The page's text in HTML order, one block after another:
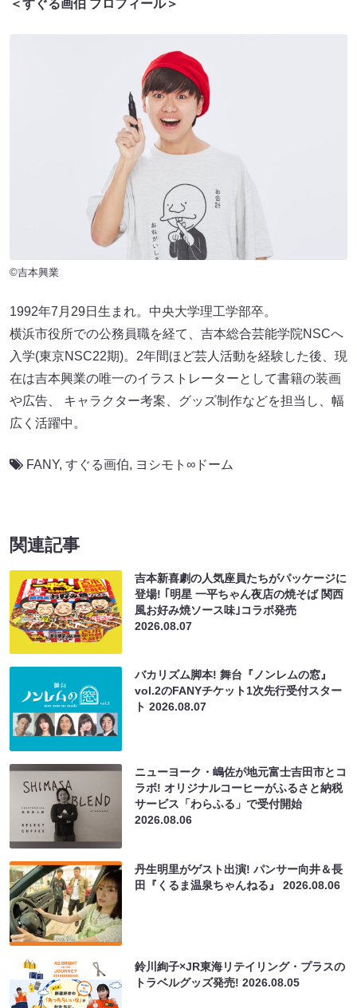
＜すぐる画伯 プロフィール＞
©吉本興業
1992年7月29日生まれ。中央大学理工学部卒。
横浜市役所での公務員職を経て、吉本総合芸能学院NSCへ
入学(東京NSC22期)。2年間ほど芸人活動を経験した後、現
在は吉本興業の唯一のイラストレーターとして書籍の装画
や広告、 キャラクター考案、グッズ制作などを担当し、幅
広く活躍中。
FANY, すぐる画伯, ヨシモト∞ドーム
関連記事
吉本新喜劇の人気座員たちがパッケージに
登場! ｢明星 一平ちゃん夜店の焼そば 関西
風お好み焼ソース味｣コラボ発売
2026.08.07
バカリズム脚本! 舞台『ノンレムの窓』
vol.2のFANYチケット1次先行受付スター
ト2026.08.07
ニューヨーク・嶋佐が地元富士吉田市とコ
ラボ! オリジナルコーヒーがふるさと納税
サービス「わらふる」で受付開始
2026.08.06
丹生明里がゲスト出演! パンサー向井＆長
田『くるま温泉ちゃんねる』2026.08.06
鈴川絢子×JR東海リテイリング・プラスの
トラベルグッズ発売!2026.08.05